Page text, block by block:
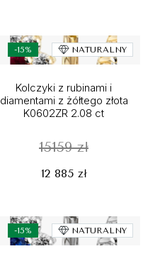
-15% NATURALNY
Kolczyki z rubinami i
diamentami z żółtego złota
K0602ZR 2.08 ct
15159 zł
12 885 zł
-15% NATURALNY